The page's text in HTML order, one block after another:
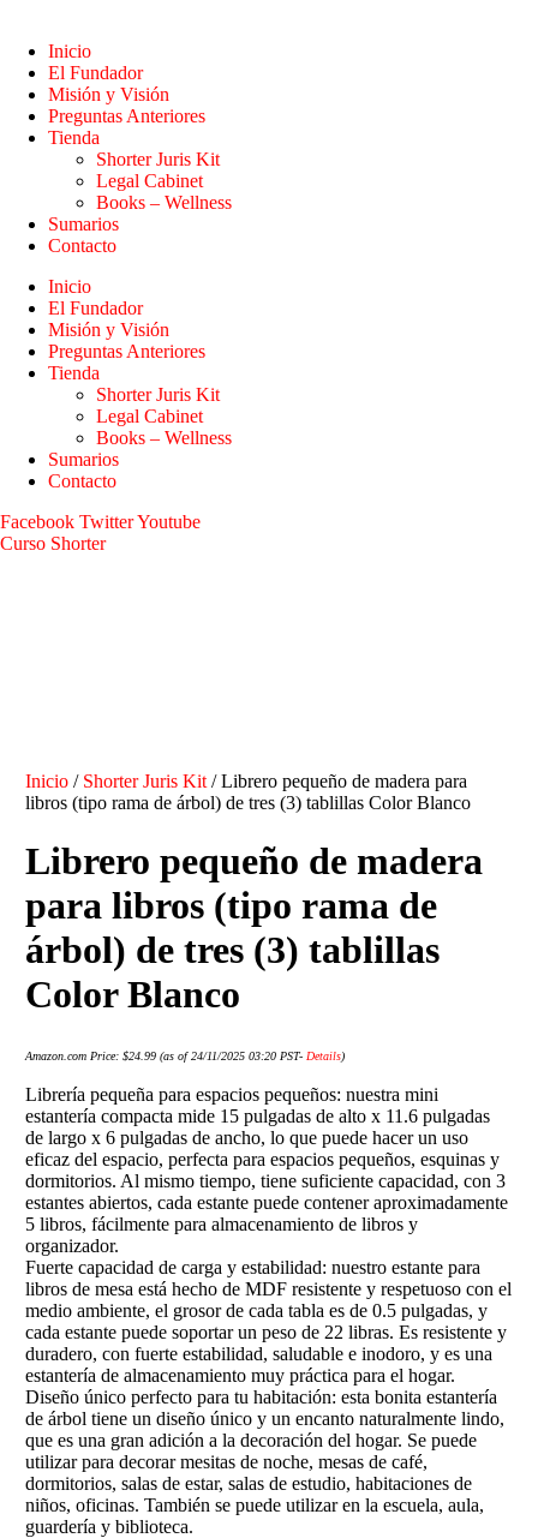
Inicio
El Fundador
Misión y Visión
Preguntas Anteriores
Tienda
Shorter Juris Kit
Legal Cabinet
Books – Wellness
Sumarios
Contacto
Inicio
El Fundador
Misión y Visión
Preguntas Anteriores
Tienda
Shorter Juris Kit
Legal Cabinet
Books – Wellness
Sumarios
Contacto
Facebook TwitterYoutube
Curso Shorter
Inicio / Shorter Juris Kit / Librero pequeño de madera para
libros (tipo rama de árbol) de tres (3) tablillas Color Blanco
Librero pequeño de madera
para libros (tipo rama de
árbol) de tres (3) tablillas
Color Blanco
Amazon.com Price:$24.99 (as of 24/11/2025 03:20 PST- Details)
Librería pequeña para espacios pequeños: nuestra mini
estantería compacta mide 15 pulgadas de alto x 11.6 pulgadas
de largo x 6 pulgadas de ancho, lo que puede hacer un uso
eficaz del espacio, perfecta para espacios pequeños, esquinas y
dormitorios. Al mismo tiempo, tiene suficiente capacidad, con 3
estantes abiertos, cada estante puede contener aproximadamente
5 libros, fácilmente para almacenamiento de libros y
organizador.
Fuerte capacidad de carga y estabilidad: nuestro estante para
libros de mesa está hecho de MDF resistente y respetuoso con el
medio ambiente, el grosor de cada tabla es de 0.5 pulgadas, y
cada estante puede soportar un peso de 22 libras. Es resistente y
duradero, con fuerte estabilidad, saludable e inodoro, y es una
estantería de almacenamiento muy práctica para el hogar.
Diseño único perfecto para tu habitación: esta bonita estantería
de árbol tiene un diseño único y un encanto naturalmente lindo,
que es una gran adición a la decoración del hogar. Se puede
utilizar para decorar mesitas de noche, mesas de café,
dormitorios, salas de estar, salas de estudio, habitaciones de
niños, oficinas. También se puede utilizar en la escuela, aula,
guardería y biblioteca.